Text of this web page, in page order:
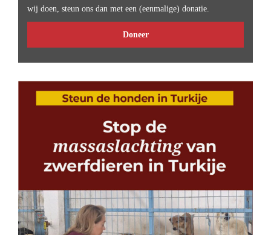
wij doen, steun ons dan met een (eenmalige) donatie.
Doneer